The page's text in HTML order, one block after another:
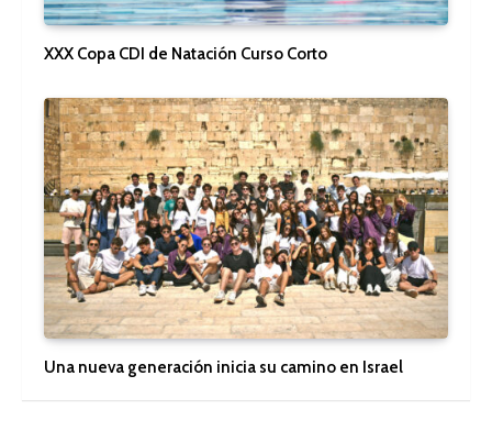
XXX Copa CDI de Natación Curso Corto
Una nueva generación inicia su camino en Israel